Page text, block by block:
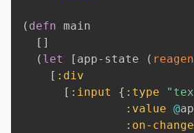
( defn main
[ ]
( let [ app-state (
[ :div
[ :input { :type
:value @
:on-change